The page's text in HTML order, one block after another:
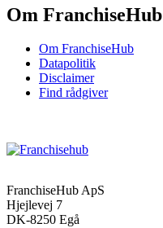
Om FranchiseHub
Om FranchiseHub
Datapolitik
Disclaimer
Find rådgiver
FranchiseHub ApS
Hjejlevej 7
DK-8250 Egå